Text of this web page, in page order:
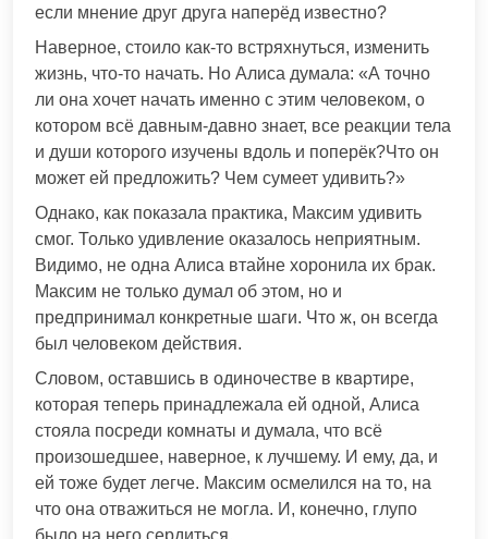
если мнение друг друга наперёд известно?
Наверное, стоило как-то встряхнуться, изменить
жизнь, что-то начать. Но Алиса думала: «А точно
ли она хочет начать именно с этим человеком, о
котором всё давным-давно знает, все реакции тела
и души которого изучены вдоль и поперёк?Что он
может ей предложить? Чем сумеет удивить?»
Однако, как показала практика, Максим удивить
смог. Только удивление оказалось неприятным.
Видимо, не одна Алиса втайне хоронила их брак.
Максим не только думал об этом, но и
предпринимал конкретные шаги. Что ж, он всегда
был человеком действия.
Словом, оставшись в одиночестве в квартире,
которая теперь принадлежала ей одной, Алиса
стояла посреди комнаты и думала, что всё
произошедшее, наверное, к лучшему. И ему, да, и
ей тоже будет легче. Максим осмелился на то, на
что она отважиться не могла. И, конечно, глупо
было на него сердиться.